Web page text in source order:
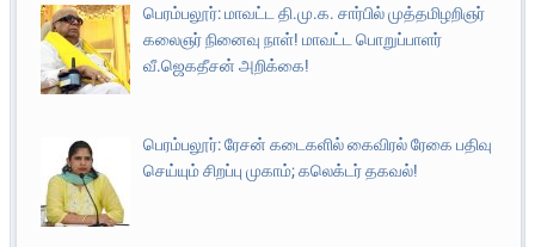
பெரம்பலூர்: மாவட்ட தி.மு.க. சார்பில் முத்தமிழறிஞர்
கலைஞர் நினைவு நாள்! மாவட்ட பொறுப்பாளர்
வீ.ஜெகதீசன் அறிக்கை!
பெரம்பலூர்: ரேசன் கடைகளில் கைவிரல் ரேகை பதிவு
செய்யும் சிறப்பு முகாம்; கலெக்டர் தகவல்!